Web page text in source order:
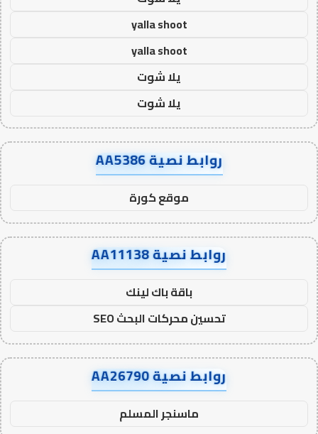
yalla shoot
yalla shoot
يلا شوت
يلا شوت
روابط نصية AA5386
موقع كورة
روابط نصية AA11138
باقة باك لينك
تحسين محركات البحث SEO
روابط نصية AA26790
ماسنجر المسلم